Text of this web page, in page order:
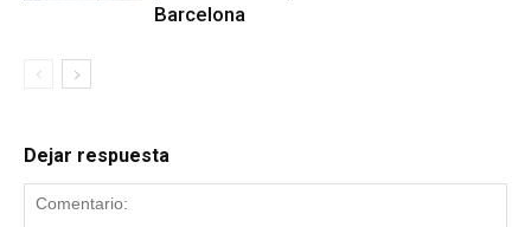
Barcelona
Dejar respuesta